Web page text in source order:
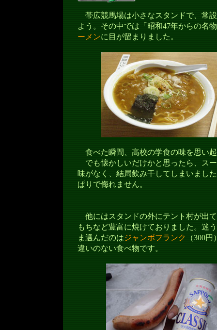
帯広競馬場は小さなスタンドで、常
よう。その中では「昭和47年からの名
ーメンに目が留まりました。
食べた瞬間、高校の学食の味を思い
でも懐かしいだけかと思ったら、ス
味がなく、結局飲み干してしまいまし
ぱりで侮れません。
他にはスタンドの外にテント村が出
もちなど豊富に焼けておりました。迷
ま選んだのはジャンボフランク
（300
違いのない食べ物です。